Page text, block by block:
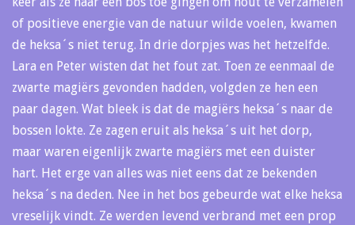
of positieve energie van de natuur wilde voelen, kwamen
de heksa´s niet terug. In drie dorpjes was het hetzelfde.
Lara en Peter wisten dat het fout zat. Toen ze eenmaal de
zwarte magiërs gevonden hadden, volgden ze hen een
paar dagen. Wat bleek is dat de magiërs heksa´s naar de
bossen lokte. Ze zagen eruit als heksa´s uit het dorp,
maar waren eigenlijk zwarte magiërs met een duister
hart. Het erge van alles was niet eens dat ze bekenden
heksa´s na deden. Nee in het bos gebeurde wat elke heksa
vreselijk vindt. Ze werden levend verbrand met een prop